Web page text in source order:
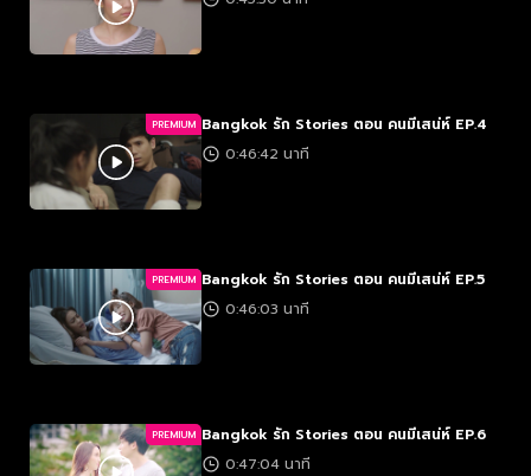
PREMIUM Bangkok รัก Stories ตอน คนมีเสน่ห์ EP.4
0:46:42 นาที
PREMIUM Bangkok รัก Stories ตอน คนมีเสน่ห์ EP.5
0:46:03 นาที
PREMIUM Bangkok รัก Stories ตอน คนมีเสน่ห์ EP.6
0:47:04 นาที